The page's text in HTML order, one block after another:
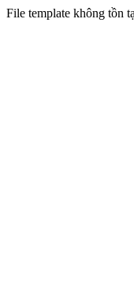
File template không tồn